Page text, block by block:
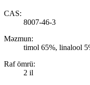
CAS:
8007-46-3
Məzmun:
timol 65%, linalool
Raf ömrü:
2 il